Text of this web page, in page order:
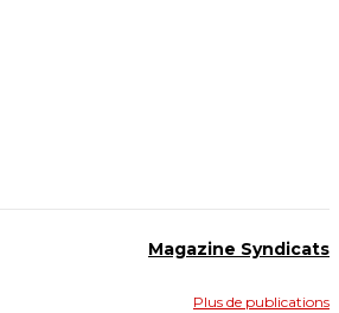
Magazine Syndicats
Plus de publications